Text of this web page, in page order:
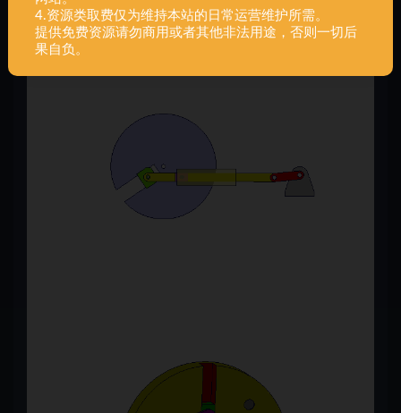
4.资源类取费仅为维持本站的日常运营维护所需。
提供免费资源请勿商用或者其他非法用途，否则一切后
果自负。